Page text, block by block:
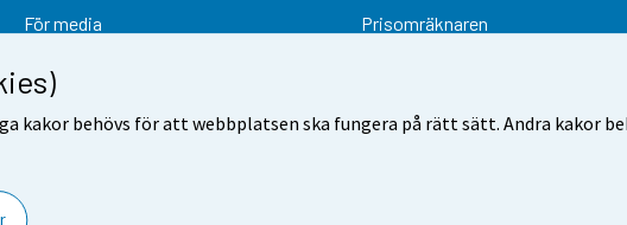
kakor behövs för att webbplatsen ska fungera på rätt sätt. Andra kakor
För media
Prisomräknaren
Respons